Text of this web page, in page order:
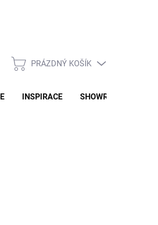
NÁKUPNÍ
PRÁZDNÝ KOŠÍK
INSPIRACE SHOWROOM